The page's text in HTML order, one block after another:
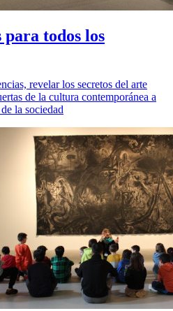
todos los
revelar los secretos del arte
de la cultura contemporánea a
la sociedad